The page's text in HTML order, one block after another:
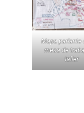
Mapa parlante
mesa de
taller